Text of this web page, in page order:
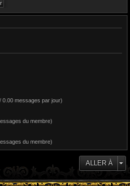
0.00 messages par jour)
du membre)
du membre)
ALLER À